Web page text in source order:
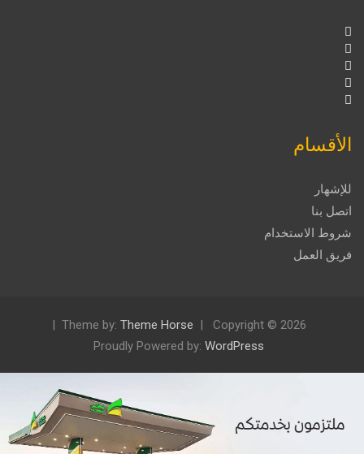
الأقسام
للإشهار
اتصل بنا
شروط الاستخدام
فريق العمل
Copyright © 2026
Theme by: Theme Horse
Proudly Powered by: WordPress